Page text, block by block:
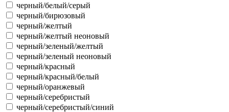
черный/белый/серый
черный/бирюзовый
черный/желтый
черный/желтый неоновый
черный/зеленый/желтый
черный/зеленый неоновый
черный/красный
черный/красный/белый
черный/оранжевый
черный/серебристый
черный/серебристый/синий